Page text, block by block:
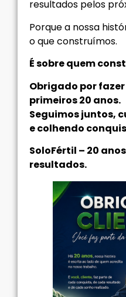
resultados pelos
Porque a nossa
o que construímos.
É sobre quem
Obrigado por
primeiros 20 anos.
Seguimos juntos,
e colhendo
SoloFértil – 20
resultados.